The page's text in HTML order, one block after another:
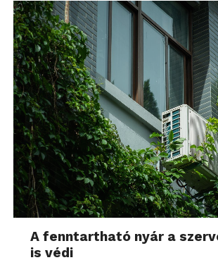
A fenntartható nyár a
is védi